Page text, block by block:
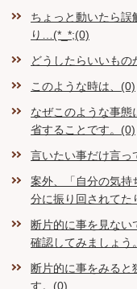
ちょっと動いたら誤
り…(*_*;(0)
どうしたらいいも
このような時は、(0)
なぜこのような事態
省することです。(0)
言いたい事だけ言っ
案外、「自分の気持
分に振り回されてた
断片的に事を見ない
確認してみましょう
断片的に事をみると
す。(0)